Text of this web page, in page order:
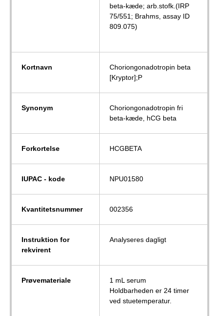
beta-kæde; arb.stofk.(IRP
75/551; Brahms, assay ID
809.075)
Kortnavn
Choriongonadotropin beta
[Kryptor];P
Synonym
Choriongonadotropin fri
beta-kæde, hCG beta
Forkortelse HCGBETA
IUPAC - kode NPU01580
Kvantitetsnummer 002356
Instruktion for
rekvirent
Analyseres dagligt
Prøvemateriale
1 mL serum
Holdbarheden er 24 timer
ved stuetemperatur.